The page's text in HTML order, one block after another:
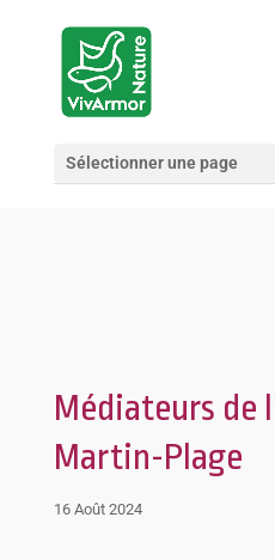
Sélectionner une page
Médiateurs de
Martin-Plage
16 Août 2024